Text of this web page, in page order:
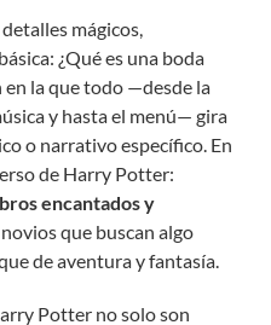
mágicos,
¿Qué es una boda
en la que todo —desde la
y hasta el menú— gira
o narrativo específico. En
de Harry Potter:
encantados y
que buscan algo
de aventura y fantasía.
Potter no solo son